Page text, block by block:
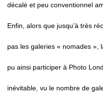
décalé et peu conventionnel
Enfin, alors que jusqu’à très
pas les galeries « nomades »,
pu ainsi participer à Photo
inévitable, vu le nombre de